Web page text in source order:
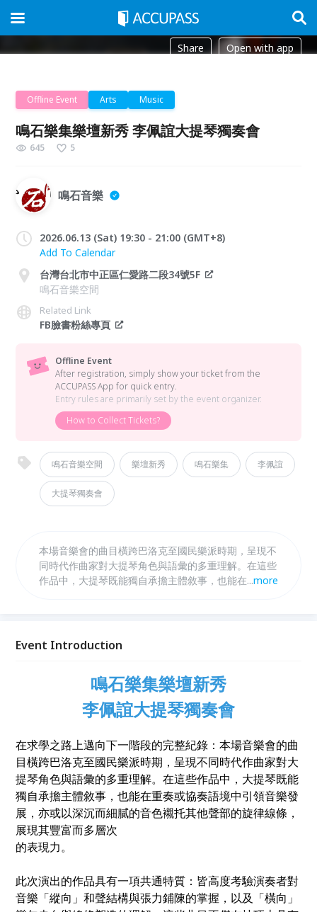
Share Open with app
Offline Event Arts Music
鳴石樂集樂壇新秀 李佩誼大提琴獨奏會
645 5
鳴石音樂
2026.06.13 (Sat) 19:30 - 21:00 (GMT+8)
Add To Calendar
台灣台北市中正區仁愛路二段34號5F
鳴石音樂空間
Related Link
FB臉書粉絲專頁
Offline Event
After registration, simply show your ticket from the
ACCUPASS App for quick entry.
Entry rules are primarily set by the event organizer.
How to Collect Tickets?
鳴石音樂空間 樂壇新秀 鳴石樂集 李佩誼
大提琴獨奏會
本場音樂會的曲目橫跨巴洛克至國民樂派時期，呈現不
同時代作曲家對大提琴角色與語彙的多重理解。在這些
作品中，大提琴既能獨自承擔主體敘事，也能在重奏或
陳，及樂句走向與線條塑造的理解。這不僅於技巧上具
段的起點，在回望過去時，也為未來的藝術道路奠定清
晰和堅實的基礎。
...more
Event Introduction
鳴石樂集樂壇新秀
李佩誼大提琴獨奏會
在求學之路上邁向下一階段的完整紀錄：本場音樂會的曲
目橫跨巴洛克至國民樂派時期，呈現不同時代作曲家對大
提琴角色與語彙的多重理解。在這些作品中，大提琴既能
獨自承擔主體敘事，也能在重奏或協奏語境中引領音樂發
展，亦或以深沉而細膩的音色襯托其他聲部的旋律線條，
展現其豐富而多層次
的表現力。
此次演出的作品具有一項共通特質：皆高度考驗演奏者對
音樂「縱向」和聲結構與張力鋪陳的掌握，以及「橫向」